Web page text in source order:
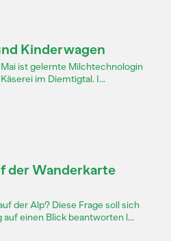
Kinderwagen
ist gelernte Milchtechnologin
im Diemtigtal. I...
der Wanderkarte
der Alp? Diese Frage soll sich
einen Blick beantworten l...